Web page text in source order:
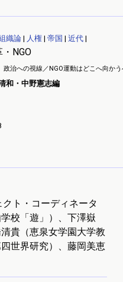
織論| 人権| 帝国 | 近代|
NGO
政治への視線／NGO運動はどこへ向か
和・中野憲志編
ト・コーディネータ
校「遊」）、下澤嶽
貴（恵泉女学園大学教
世界研究）、藤岡美恵